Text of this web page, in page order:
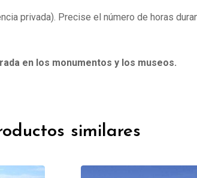
privada). Precise el número de horas
en los monumentos y los museos.
similares